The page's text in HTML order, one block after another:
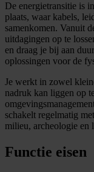
De energietransitie is
plaats, waar kabels,
samenkomen. Vanuit
uitdagingen op te
en draag je bij aan
oplossingen voor de
Je werkt in zowel
nadruk kan liggen op
schakelt regelmatig
milieu, archeologie en
Functie eisen